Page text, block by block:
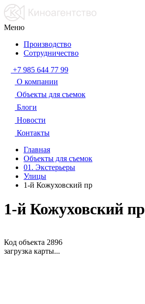
Меню
Производство
Сотрудничество
+7 985 644 77 99
О компании
Объекты для съемок
Блоги
Новости
Контакты
Главная
Объекты для съемок
01. Экстерьеры
Улицы
1-й Кожуховский пр
1-й Кожуховский пр
Код объекта 2896
загрузка карты...